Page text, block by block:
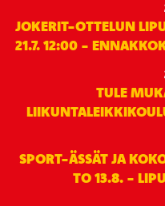
JOKERIT-OTTELUN
21.7. 12:00 -
TULE
SPORT-ÄSSÄT JA
TO 13.8. -